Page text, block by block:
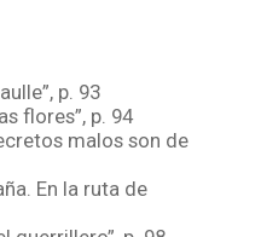
p. 93
flores”, p. 94
malos son de
En la ruta de